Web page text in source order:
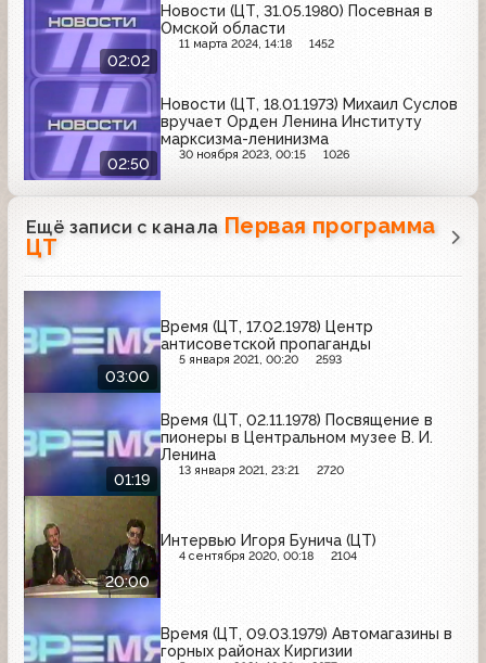
02:02
Новости (ЦТ, 31.05.1980) Посевная в
Омской области
11 марта 2024, 14:18 1452
02:50
Новости (ЦТ, 18.01.1973) Михаил Суслов
вручает Орден Ленина Институту
марксизма-ленинизма
30 ноября 2023, 00:15 1026
Ещё записи с канала Первая программа
ЦТ
03:00
Время (ЦТ, 17.02.1978) Центр
антисоветской пропаганды
5 января 2021, 00:20 2593
01:19
Время (ЦТ, 02.11.1978) Посвящение в
пионеры в Центральном музее В. И.
Ленина
13 января 2021, 23:21 2720
20:00
Интервью Игоря Бунича (ЦТ)
4 сентября 2020, 00:18 2104
Время (ЦТ, 09.03.1979) Автомагазины в
горных районах Киргизии